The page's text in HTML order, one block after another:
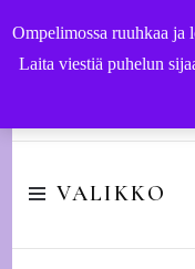
Ompelimossa ruuhkaa ja
Laita viestiä puhelun
VALIKKO